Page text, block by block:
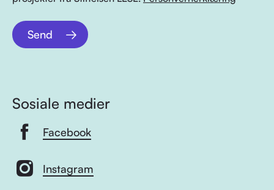
Send
Sosiale medier
Facebook
Instagram